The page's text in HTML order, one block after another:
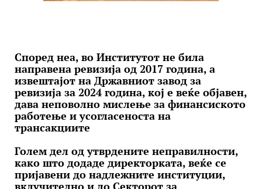
Според неа, во Институтот не била
направена ревизија од 2017 година, а
извештајот на Државниот завод за
ревизија за 2024 година, кој е веќе објавен,
дава неповолно мислење за финансиското
работење и усогласеноста на
трансакциите
Голем дел од утврдените неправилности,
како што додаде директорката, веќе се
пријавени до надлежните институции,
вклучително и до Секторот за